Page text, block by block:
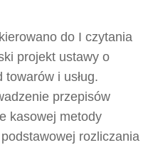
do I czytania
projekt ustawy o
i usług.
przepisów
kasowej metody
rozliczania